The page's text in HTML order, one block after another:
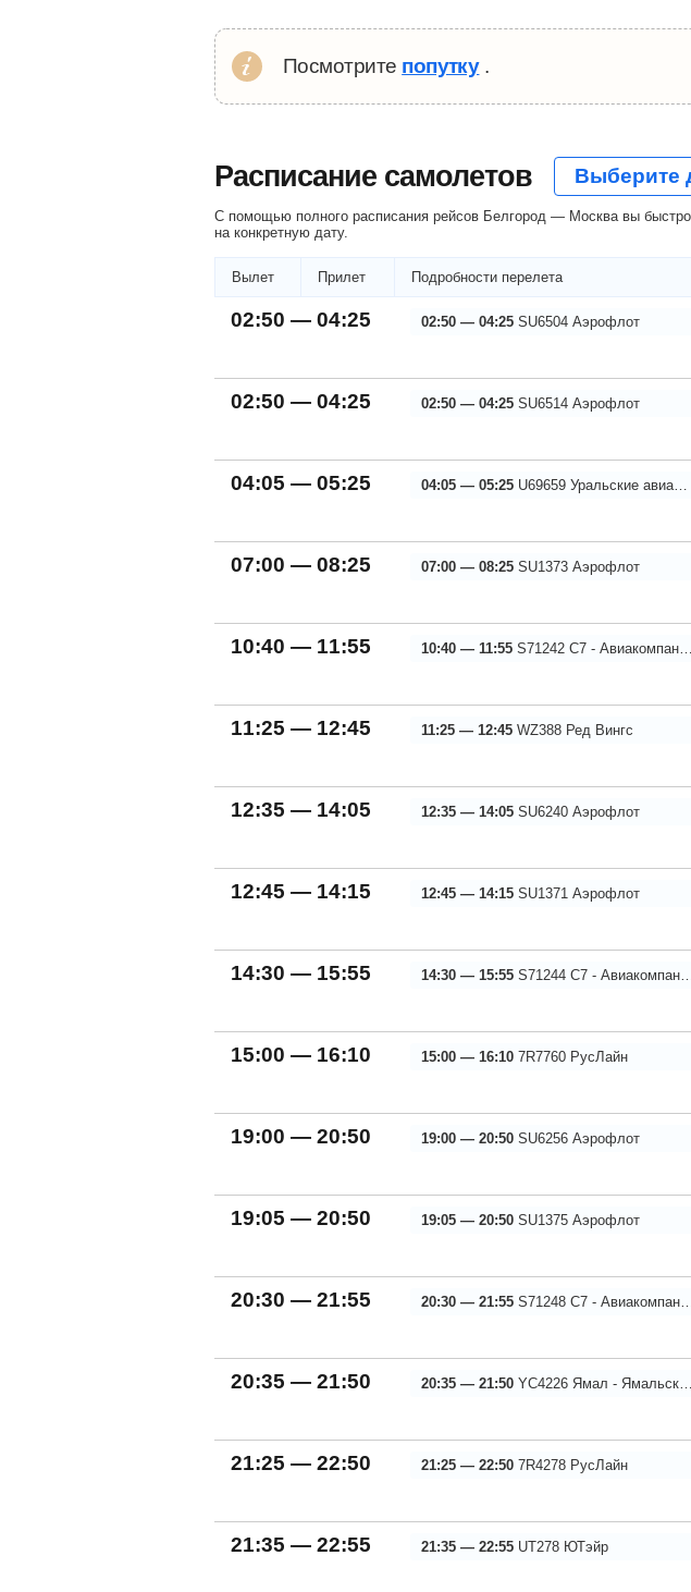
Посмотрите попутку.
Расписание самолетов
С помощью полного расписания рейсов Белгород — Москва вы
на конкретную дату.
Вылет Прилет Подробности перелета
02:50 — 04:25 02:50 — 04:25 SU6504 Аэрофлот
02:50 — 04:25 02:50 — 04:25 SU6514 Аэрофлот
04:05 — 05:25 04:05 — 05:25 U69659 Уральские авиалинии
07:00 — 08:25 07:00 — 08:25 SU1373 Аэрофлот
10:40 — 11:55 10:40 — 11:55 S71242 С7 - Авиакомпания Сибирь
11:25 — 12:45 11:25 — 12:45 WZ388 Ред Вингс
12:35 — 14:05 12:35 — 14:05 SU6240 Аэрофлот
12:45 — 14:15 12:45 — 14:15 SU1371 Аэрофлот
14:30 — 15:55 14:30 — 15:55 S71244 С7 - Авиакомпания Сибирь
15:00 — 16:10 15:00 — 16:10 7R7760 РусЛайн
19:00 — 20:50 19:00 — 20:50 SU6256 Аэрофлот
19:05 — 20:50 19:05 — 20:50 SU1375 Аэрофлот
20:30 — 21:55 20:30 — 21:55 S71248 С7 - Авиакомпания Сибирь
20:35 — 21:50 20:35 — 21:50 YC4226 Ямал - Ямальские авиалинии
21:25 — 22:50 21:25 — 22:50 7R4278 РусЛайн
21:35 — 22:55 21:35 — 22:55 UT278 ЮТэйр